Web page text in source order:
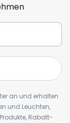
an und erhalten
und Leuchten,
Rabatt-